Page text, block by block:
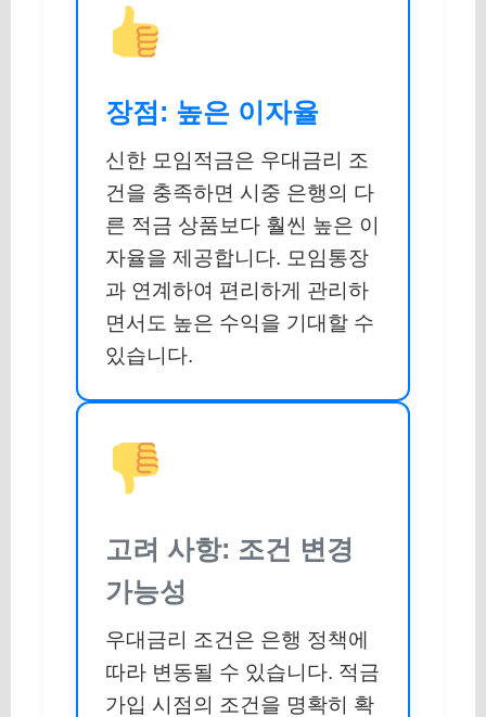
장점: 높은 이자율
신한 모임적금은 우대금리 조
건을 충족하면 시중 은행의 다
른 적금 상품보다 훨씬 높은 이
자율을 제공합니다. 모임통장
과 연계하여 편리하게 관리하
면서도 높은 수익을 기대할 수
있습니다.
고려 사항: 조건 변경
가능성
우대금리 조건은 은행 정책에
따라 변동될 수 있습니다. 적금
가입 시점의 조건을 명확히 확